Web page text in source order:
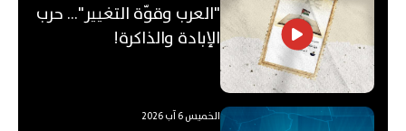
"العرب وقوّة التغيير"... حرب
الإبادة والذاكرة!
الخميس 6 آب 2026